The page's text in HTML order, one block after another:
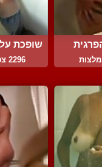
שופכת
2296 צפיות